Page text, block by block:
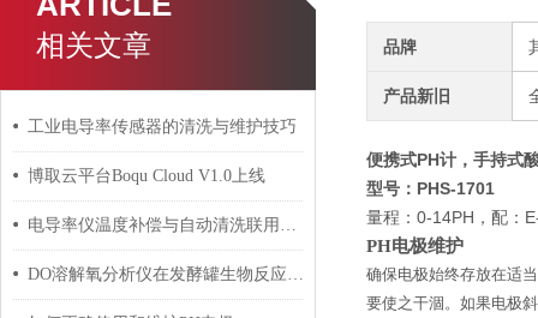
相关文章
工业电导率传感器的清洗与维护技巧
博取云平台Boqu Cloud V1.0上线
电导率仪温度补偿与自动清洗联用：锅炉给水监测方案
DO溶解氧分析仪在发酵罐生物反应器中的应用：实时监控与工艺优化
品牌
产品新旧
便携式PH计，手持式
型号：PHS-1701
量程：0-14PH，配：
PH电极维护
确保电极始终存放在适
要使之干涸。如果电极